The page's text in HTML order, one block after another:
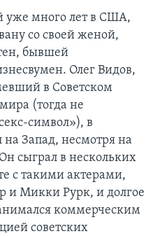
уже много лет в США,
со своей женой,
бывшей
Олег Видов,
в Советском
(тогда не
символ»), в
на Запад, несмотря на
сыграл в нескольких
с такими актерами,
и Микки Рурк, и долгое
коммерческим
советских